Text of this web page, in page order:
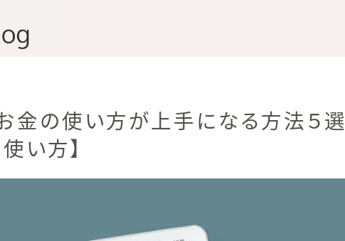
産運用と薬剤師とブログで生きているKAKIです
KAKI blog」では、薬局を経営している現役薬剤師が、
お金の使い方が上手になる方法５選
い方】